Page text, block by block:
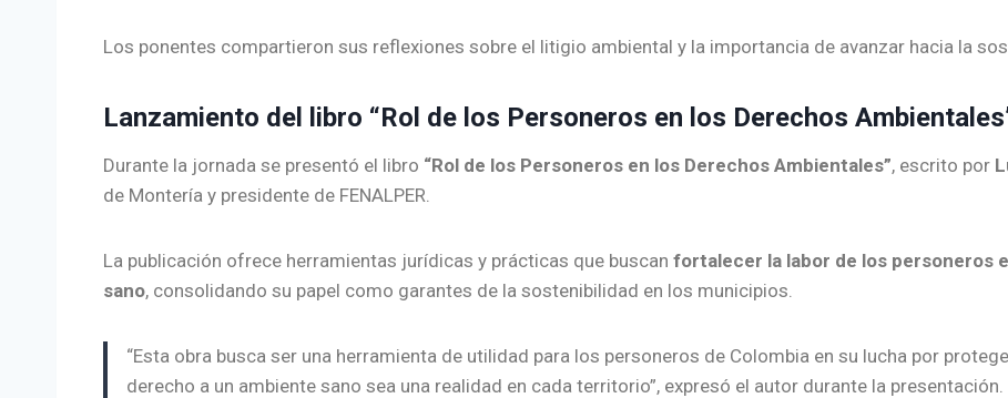
Los ponentes compartieron sus reflexiones sobre el litigio ambiental y la importancia de avanzar hacia la
Lanzamiento del libro “Rol de los Personeros en los Derechos
Durante la jornada se presentó el libro “Rol de los Personeros en los Derechos Ambientales”, escrito por
de Montería y presidente de FENALPER.
La publicación ofrece herramientas jurídicas y prácticas que buscan fortalecer la labor de los personeros
sano, consolidando su papel como garantes de la sostenibilidad en los municipios.
“Esta obra busca ser una herramienta de utilidad para los personeros de Colombia en su lucha por
derecho a un ambiente sano sea una realidad en cada territorio”, expresó el autor durante la presentación.